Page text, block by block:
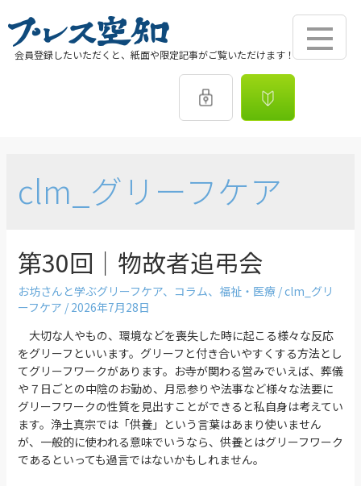
会員登録したいただくと、紙面や限定記事がご覧いただけます！
clm_グリーフケア
第30回｜物故者追弔会
お坊さんと学ぶグリーフケア、 コラム、 福祉・医療/clm_グリ
ーフケア / 2026年7月28日
大切な人やもの、環境などを喪失した時に起こる様々な反応
をグリーフといいます。グリーフと付き合いやすくする方法とし
てグリーフワークがあります。お寺が関わる営みでいえば、葬儀
や７日ごとの中陰のお勤め、月忌参りや法事など様々な法要に
グリーフワークの性質を見出すことができると私自身は考えてい
ます。浄土真宗では「供養」という言葉はあまり使いません
が、一般的に使われる意味でいうなら、供養とはグリーフワーク
であるといっても過言ではないかもしれません。